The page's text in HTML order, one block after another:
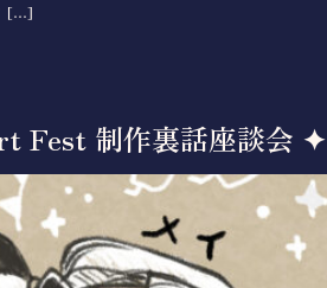
[…]
Fest 制作裏話座談会